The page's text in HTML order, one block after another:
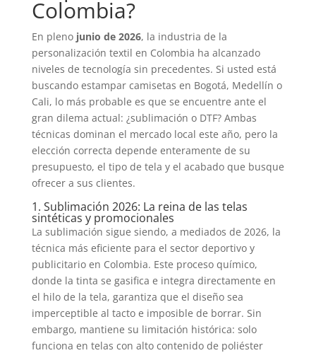
Colombia?
En pleno junio de 2026, la industria de la
personalización textil en Colombia ha alcanzado
niveles de tecnología sin precedentes. Si usted está
buscando estampar camisetas en Bogotá, Medellín o
Cali, lo más probable es que se encuentre ante el
gran dilema actual: ¿sublimación o DTF? Ambas
técnicas dominan el mercado local este año, pero la
elección correcta depende enteramente de su
presupuesto, el tipo de tela y el acabado que busque
ofrecer a sus clientes.
1. Sublimación 2026: La reina de las telas
sintéticas y promocionales
La sublimación sigue siendo, a mediados de 2026, la
técnica más eficiente para el sector deportivo y
publicitario en Colombia. Este proceso químico,
donde la tinta se gasifica e integra directamente en
el hilo de la tela, garantiza que el diseño sea
imperceptible al tacto e imposible de borrar. Sin
embargo, mantiene su limitación histórica: solo
funciona en telas con alto contenido de poliéster